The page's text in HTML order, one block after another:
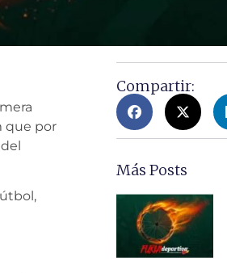
que por
Compartir:
Más Posts